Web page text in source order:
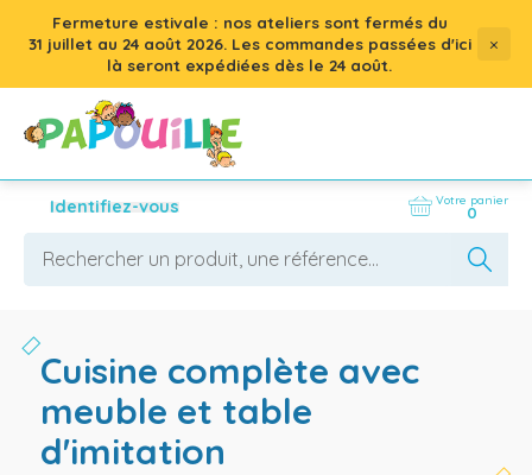
Fermeture estivale : nos ateliers sont fermés du
31 juillet au 24 août 2026. Les commandes passées d'ici
là seront expédiées dès le 24 août.
×
Identifiez-vous Votre panier
0
cuisine complète avec
meuble et table
d'imitation